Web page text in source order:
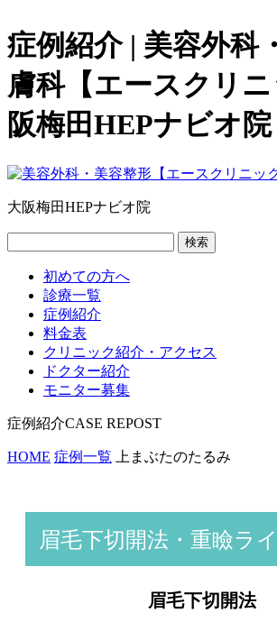
症例紹介 | 美容外科
膚科【エースクリ
阪梅田HEPナビオ院
大阪梅田HEPナビオ院
検索
初めての方へ
診療一覧
症例紹介
料金表
クリニック紹介・アクセス
ドクター紹介
モニター募集
症例紹介
HOME 症例一覧 上まぶたのたるみ
眉毛下切開法・重瞼ラ
眉毛下切開法